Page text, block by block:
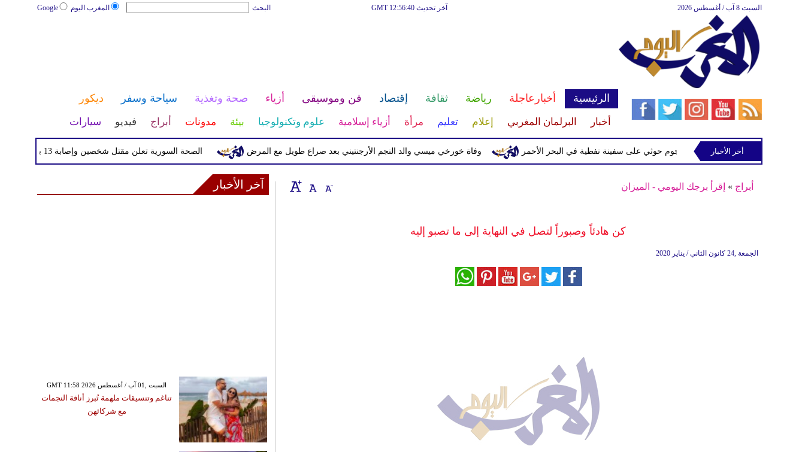
المغرب اليوم Google البحث آخر تحديث GMT 12:56:40 السبت 8 آب / أغسطس 2026
الرئيسية أخبارعاجلة رياضة ثقافة إقتصاد فن وموسيقى أزياء صحة وتغذية سياحة وسفر ديكور
أخبار البرلمان المغربي إعلام تعليم مرأة أزياء إسلامية علوم وتكنولوجيا بيئة مدونات أبراج فيديو سيارات
الصحة السورية تعلن مقتل شخصين وإصابة 13 بانفجار مركبة قرب دمشق وفاة خورخي ميسي والد النجم الأرجنتيني بعد صراع طويل مع المرض إحباط هجوم حوثي على سفينة نفطية في البحر الأحمرأخر الأخبار
أبراج » إقرأ برجك اليومي - الميزان
كن هادئاً وصبوراً لتصل في النهاية إلى ما تصبو إليه
الجمعة ,24 كانون الثاني / يناير 2020
آخر الأخبار
GMT 11:58 2026 السبت ,01 آب / أغسطس
تناغم وتنسيقات ملهمة تُبرز أناقة النجمات
مع شركائهن